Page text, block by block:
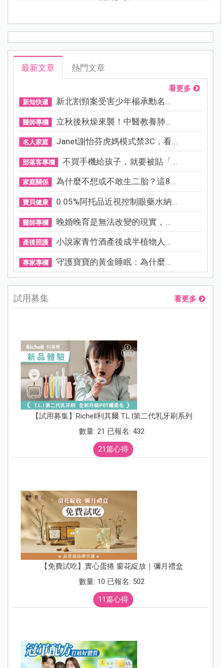
最新文章 熱門文章
看更多
新知快遞 新北割頸案受害少年楊承勳名...
醫師專欄 立秋後秋燥來襲！中醫教養肺...
名人家庭 Janet謝怡芬虎媽模式禁3C，看...
部落客專欄 不買手機給孩子，就要被貼「...
家庭關係 為什麼不想或不敢生二胎？這8...
寶貝健康 0.05%阿托品近視控制眼藥水納...
醫師專欄 晚婚晚育是無法改變的現實，...
產後照護 小說家青竹酒產後成半植物人...
專家專欄 守護寶寶的黃金睡眠：為什麼...
試用募集 看更多
【試用募集】Richell利其爾 T.L.I第二代乳牙刷系列
數量: 21 已報名: 432
21篇心得
【免費試吃】實心蛋捲 窗花綻放｜彌月禮盒
數量: 10 已報名: 502
11篇心得